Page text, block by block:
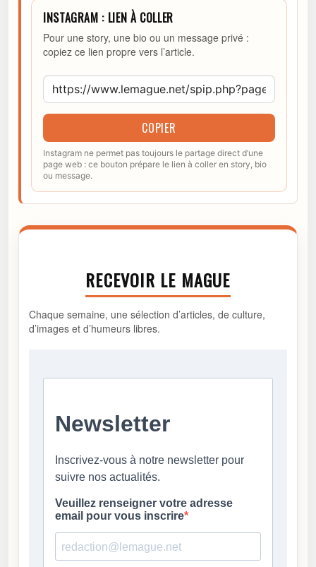
INSTAGRAM : LIEN À COLLER
Pour une story, une bio ou un message privé :
copiez ce lien propre vers l’article.
COPIER
Instagram ne permet pas toujours le partage direct d’une
page web : ce bouton prépare le lien à coller en story, bio
ou message.
RECEVOIR LE MAGUE
Chaque semaine, une sélection d’articles, de culture,
d’images et d’humeurs libres.